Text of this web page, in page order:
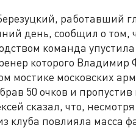
работавший
день, сообщил о том,
команда
которого Владимир
мостике московских
50 очков и
сказал, что,
клуба повлияла масса